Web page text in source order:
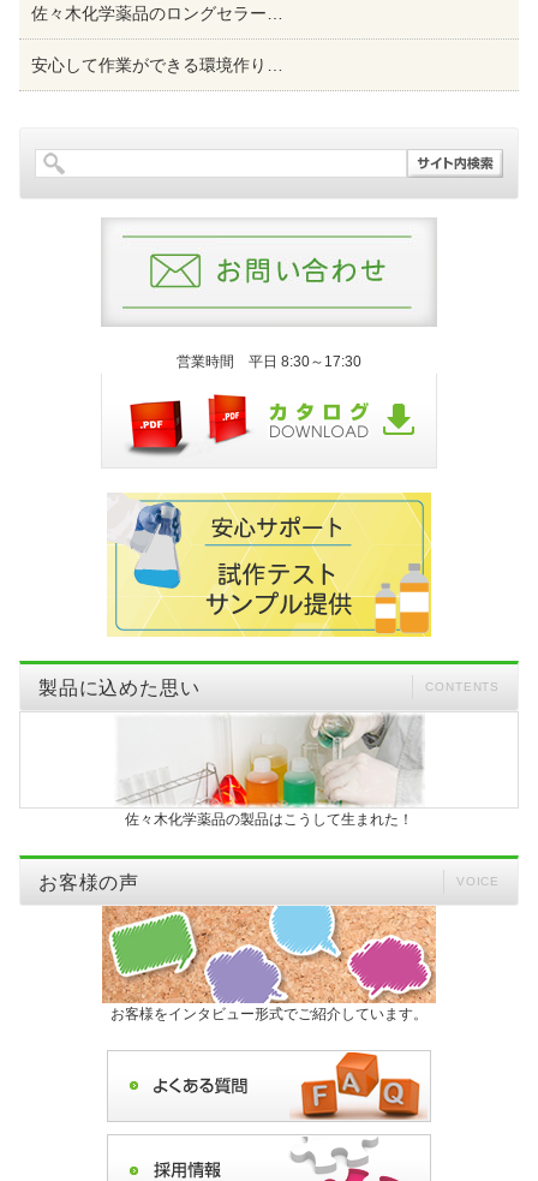
佐々木化学薬品のロングセラー
安心して作業ができる環境作り
営業時間 平日 8:30～17:30
製品に込めた思い CONTENTS
佐々木化学薬品の製品はこうして生まれた！
お客様の声 VOICE
お客様をインタビュー形式でご紹介しています。